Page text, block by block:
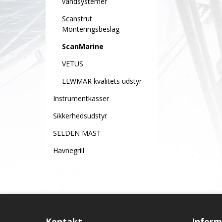
Scanstrut
Monteringsbeslag
ScanMarine
VETUS
LEWMAR kvalitets udstyr
Instrumentkasser
Sikkerhedsudstyr
SELDEN MAST
Havnegrill